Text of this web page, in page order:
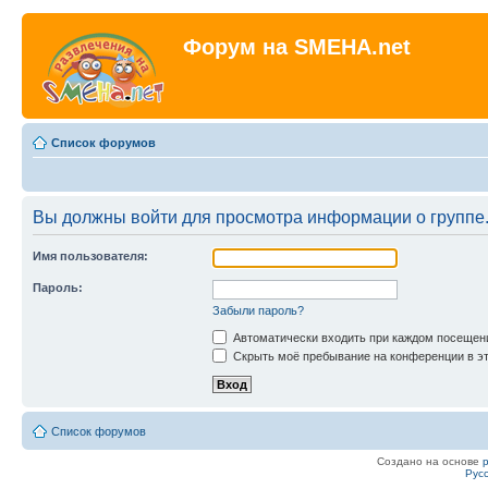
Форум на SMEHA.net
Список форумов
Вы должны войти для просмотра информации о группе.
Имя пользователя:
Пароль:
Забыли пароль?
Автоматически входить при каждом
Скрыть моё пребывание на конференции в
Список форумов
Создано на основе